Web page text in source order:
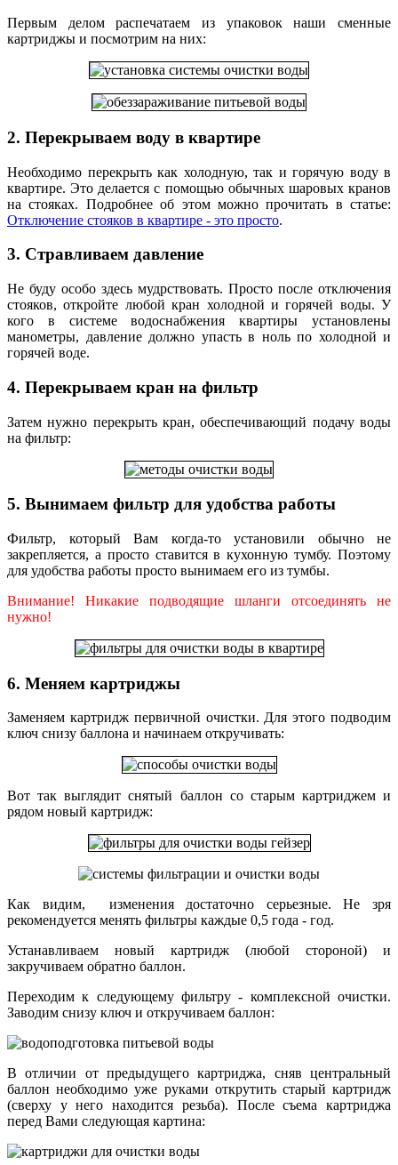
Первым делом распечатаем из упаковок наши сменные
картриджы и посмотрим на них:
2. Перекрываем воду в квартире
Необходимо перекрыть как холодную, так и горячую воду в
квартире. Это делается с помощью обычных шаровых кранов
на стояках. Подробнее об этом можно прочитать в статье:
Отключение стояков в квартире - это просто.
3. Стравливаем давление
Не буду особо здесь мудрствовать. Просто после отключения
стояков, откройте любой кран холодной и горячей воды. У
кого в системе водоснабжения квартиры установлены
манометры, давление должно упасть в ноль по холодной и
горячей воде.
4. Перекрываем кран на фильтр
Затем нужно перекрыть кран, обеспечивающий подачу воды
на фильтр:
5. Вынимаем фильтр для удобства работы
Фильтр, который Вам когда-то установили обычно не
закрепляется, а просто ставится в кухонную тумбу. Поэтому
для удобства работы просто вынимаем его из тумбы.
Внимание! Никакие подводящие шланги отсоединять не
нужно!
6. Меняем картриджы
Заменяем картридж первичной очистки. Для этого подводим
ключ снизу баллона и начинаем откручивать:
Вот так выглядит снятый баллон со старым картриджем и
рядом новый картридж:
Как видим, изменения достаточно серьезные. Не зря
рекомендуется менять фильтры каждые 0,5 года - год.
Устанавливаем новый картридж (любой стороной) и
закручиваем обратно баллон.
Переходим к следующему фильтру - комплексной очистки.
Заводим снизу ключ и откручиваем баллон:
В отличии от предыдущего картриджа, сняв центральный
баллон необходимо уже руками открутить старый картридж
(сверху у него находится резьба). После съема картриджа
перед Вами следующая картина: